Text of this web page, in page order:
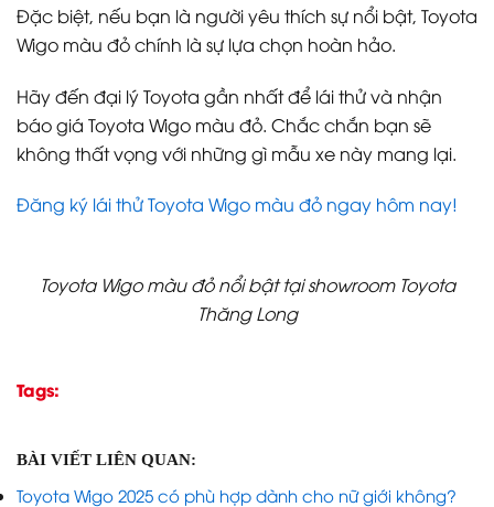
Đặc biệt, nếu bạn là người yêu thích sự nổi bật, Toyota
Wigo màu đỏ chính là sự lựa chọn hoàn hảo.
Hãy đến đại lý Toyota gần nhất để lái thử và nhận
báo giá Toyota Wigo màu đỏ. Chắc chắn bạn sẽ
không thất vọng với những gì mẫu xe này mang lại.
Đăng ký lái thử Toyota Wigo màu đỏ ngay hôm nay!
Toyota Wigo màu đỏ nổi bật tại showroom Toyota
Thăng Long
Tags:
BÀI VIẾT LIÊN QUAN:
Toyota Wigo 2025 có phù hợp dành cho nữ giới không?